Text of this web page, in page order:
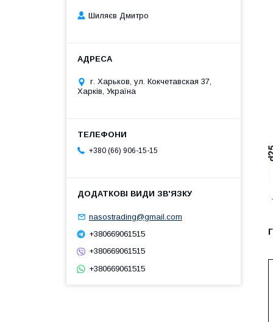
Шиляєв Дмитро
г. Харьков, ул. Кокчетавская 37,
Харків, Україна
+380 (66) 906-15-15
nasostrading@gmail.com
+380669061515
+380669061515
+380669061515